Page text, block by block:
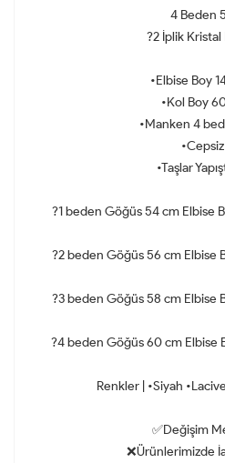
4 Beden
?2 İplik Kristal
•Elbise Boy
•Kol Boy
•Manken 4
•Cepsiz
•Taşlar
?1 beden Göğüs 54 cm Elbise
?2 beden Göğüs 56 cm Elbise
?3 beden Göğüs 58 cm Elbise
?4 beden Göğüs 60 cm Elbise
Renkler | •Siyah
✅Değişim
❌Ürünlerimizde